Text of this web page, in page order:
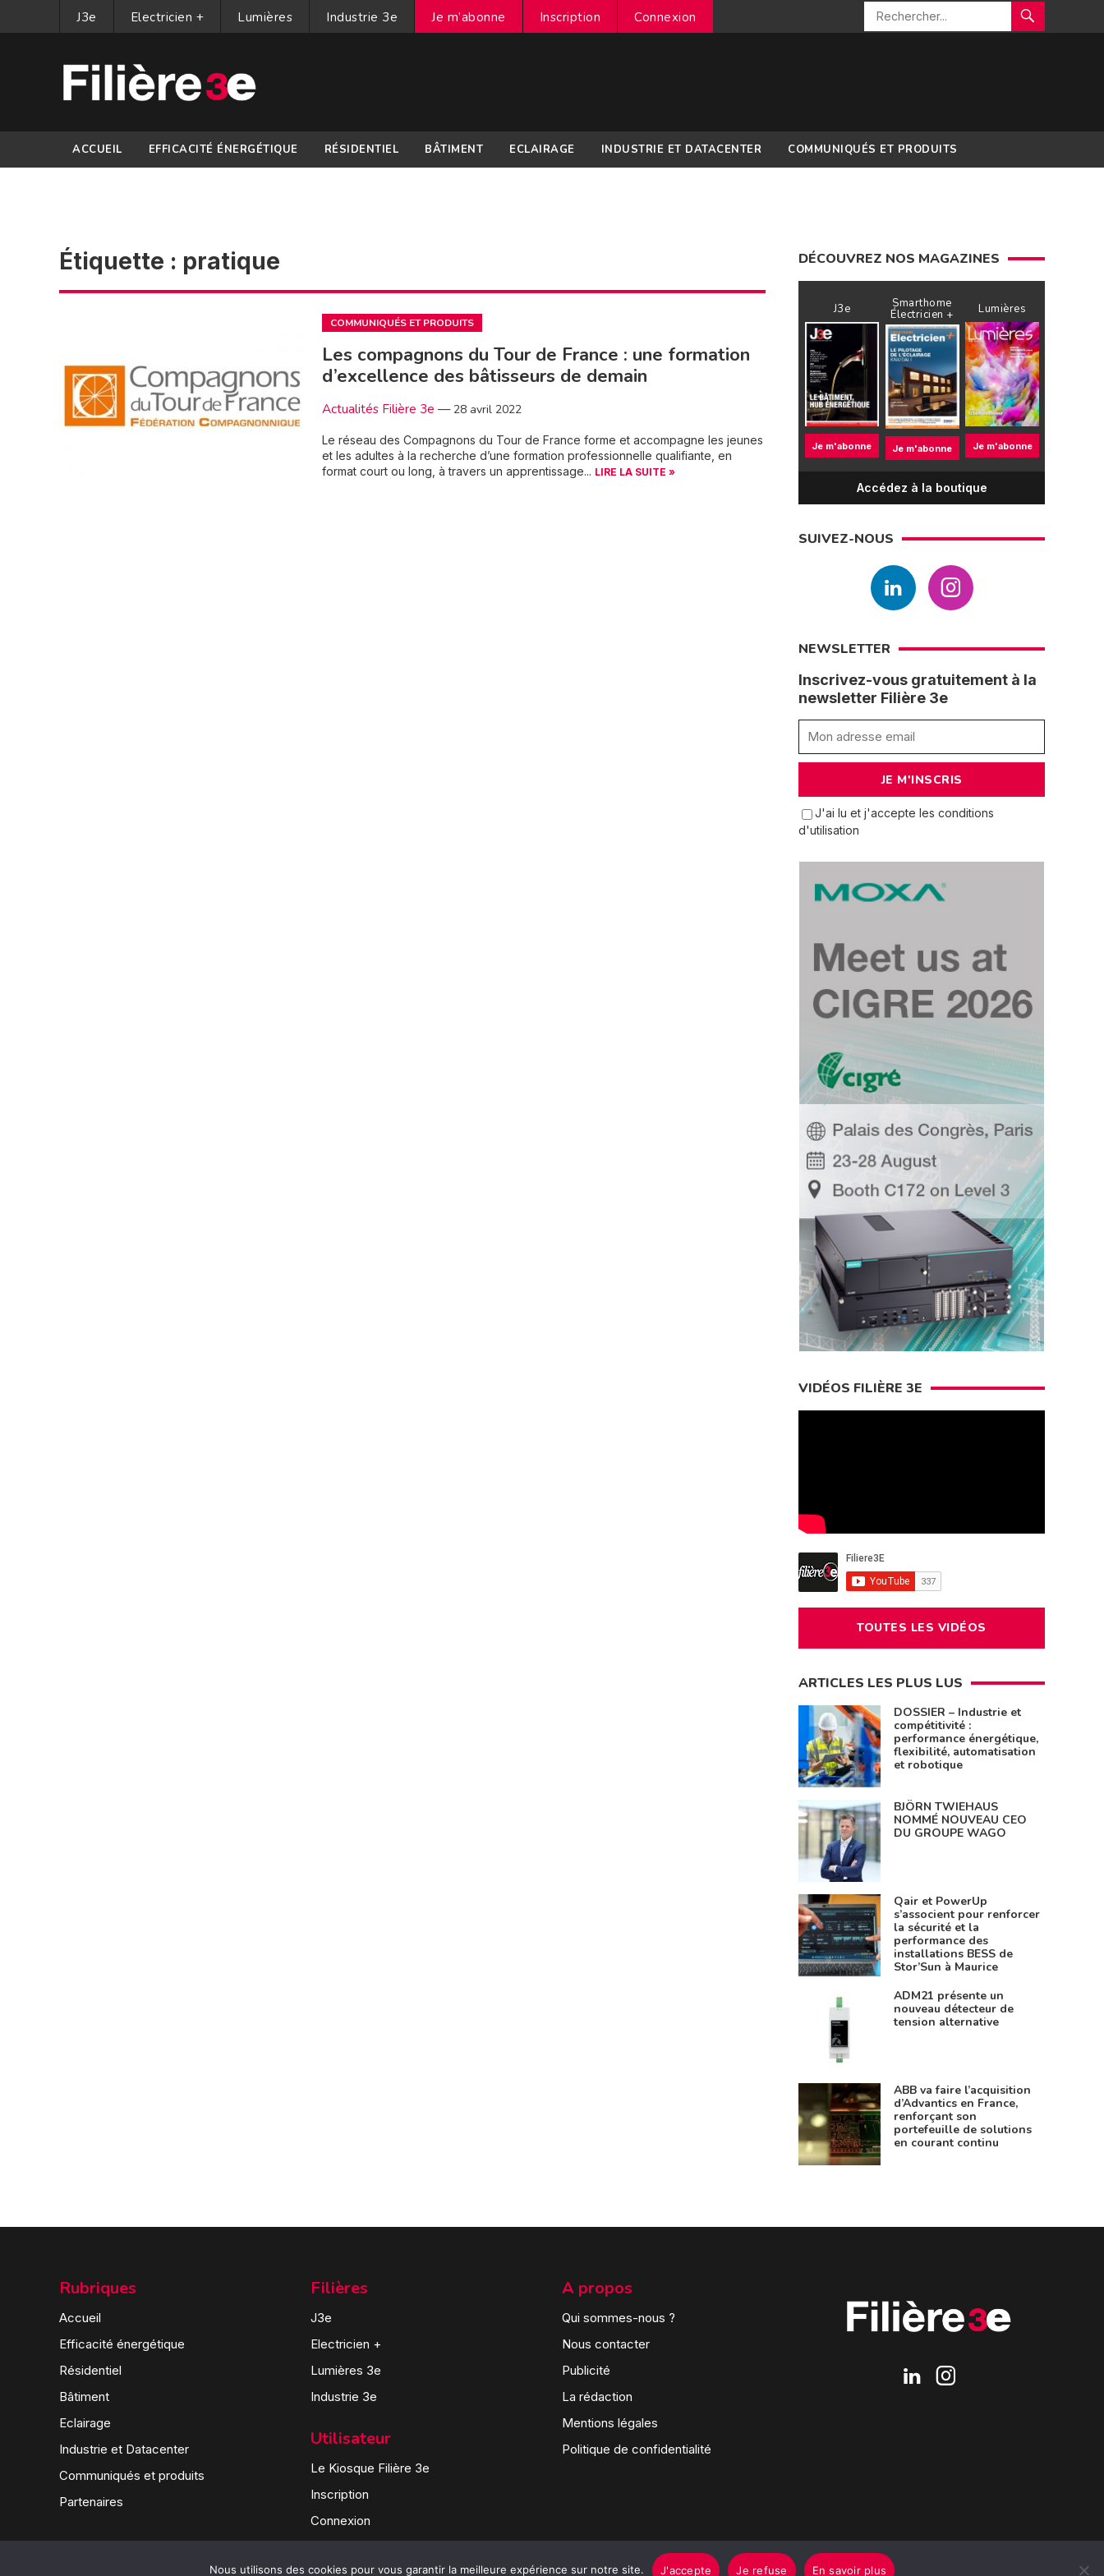
J3e Electricien + Lumières Industrie 3e Je m’abonne Inscription Connexion
ACCUEIL EFFICACITÉ ÉNERGÉTIQUE RÉSIDENTIEL BÂTIMENT ECLAIRAGE INDUSTRIE ET DATACENTER COMMUNIQUÉS ET PRODUITS
Étiquette : pratique
COMMUNIQUÉS ET PRODUITS
Les compagnons du Tour de France : une formation
d’excellence des bâtisseurs de demain
Actualités Filière 3e — 28 avril 2022
Le réseau des Compagnons du Tour de France forme et accompagne les jeunes
et les adultes à la recherche d’une formation professionnelle qualifiante, en
format court ou long, à travers un apprentissage... LIRE LA SUITE »
DÉCOUVREZ NOS MAGAZINES
J3e
Je m'abonne
Smarthome
Électricien +
Je m'abonne
Lumières
Je m'abonne
Accédez à la boutique
SUIVEZ-NOUS
NEWSLETTER
Inscrivez-vous gratuitement à la
newsletter Filière 3e
J'ai lu et j'accepte les conditions
d'utilisation
VIDÉOS FILIÈRE 3E
TOUTES LES VIDÉOS
ARTICLES LES PLUS LUS
DOSSIER – Industrie et
compétitivité :
performance énergétique,
flexibilité, automatisation
et robotique
BJÖRN TWIEHAUS
NOMMÉ NOUVEAU CEO
DU GROUPE WAGO
Qair et PowerUp
s’associent pour renforcer
la sécurité et la
performance des
installations BESS de
Stor’Sun à Maurice
ADM21 présente un
nouveau détecteur de
tension alternative
ABB va faire l’acquisition
d’Advantics en France,
renforçant son
portefeuille de solutions
en courant continu
Rubriques
Accueil
Efficacité énergétique
Résidentiel
Bâtiment
Eclairage
Industrie et Datacenter
Communiqués et produits
Partenaires
Filières
J3e
Electricien +
Lumières 3e
Industrie 3e
Utilisateur
Le Kiosque Filière 3e
Inscription
Connexion
A propos
Qui sommes-nous ?
Nous contacter
Publicité
La rédaction
Mentions légales
Politique de confidentialité
Nous utilisons des cookies pour vous garantir la meilleure expérience sur notre site. J'accepte Je refuse En savoir plus